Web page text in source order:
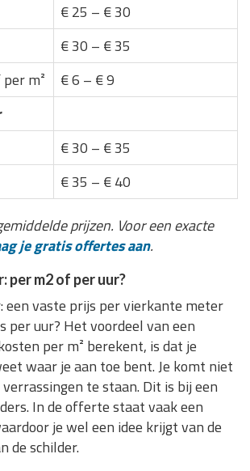
€ 25 – € 30
€ 30 – € 35
m²
€ 6 – € 9
€ 30 – € 35
€ 35 – € 40
prijzen. Voor een exacte
je gratis offertes aan.
per m2 of per uur?
een vaste prijs per vierkante meter
per uur? Het voordeel van een
per m² berekent, is dat je
waar je aan toe bent. Je komt niet
te staan. Dit is bij een
In de offerte staat vaak een
je wel een idee krijgt van de
de schilder.